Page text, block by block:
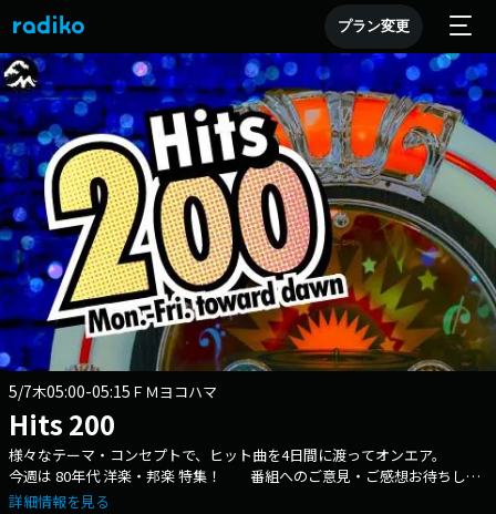
プラン変更
5/7木05:00-05:15 ＦＭヨコハマ
Hits 200
様々なテーマ・コンセプトで、ヒット曲を4日間に渡ってオンエア。
今週は 80年代 洋楽・邦楽 特集！ 番組へのご意見・ご感想お待ちして
います。 ハッシュタグは「#ヒッツ200」を付けてツイートお願いしま
詳細情報を見る